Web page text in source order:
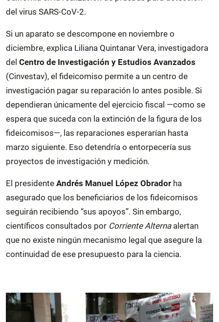
del virus SARS-CoV-2.
Si un aparato se descompone en noviembre o
diciembre, explica Liliana Quintanar Vera, investigadora
del Centro de Investigación y Estudios Avanzados
(Cinvestav), el fideicomiso permite a un centro de
investigación pagar su reparación lo antes posible. Si
dependieran únicamente del ejercicio fiscal —como se
espera que suceda con la extinción de la figura de los
fideicomisos—, las reparaciones esperarían hasta
marzo siguiente. Eso detendría o entorpecería sus
proyectos de investigación y medición.
El presidente Andrés Manuel López Obrador ha
asegurado que los beneficiarios de los fideicomisos
seguirán recibiendo “sus apoyos”. Sin embargo,
científicos consultados por Corriente Alternaalertan
que no existe ningún mecanismo legal que asegure la
continuidad de ese presupuesto para la ciencia.